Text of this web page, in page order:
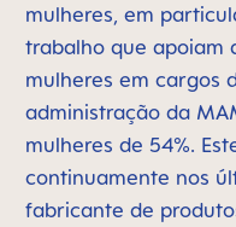
mulheres, em
trabalho que apoiam
mulheres em cargos
administração da
mulheres de 54%.
continuamente nos
fabricante de